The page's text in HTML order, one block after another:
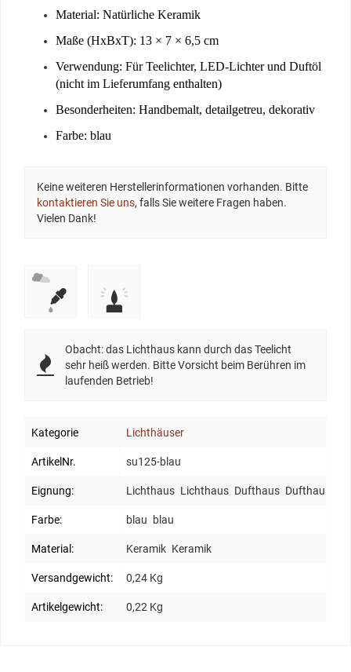
Material: Natürliche Keramik
Maße (HxBxT): 13 × 7 × 6,5 cm
Verwendung: Für Teelichter, LED-Lichter und Duftöl
(nicht im Lieferumfang enthalten)
Besonderheiten: Handbemalt, detailgetreu, dekorativ
Farbe: blau
Keine weiteren Herstellerinformationen vorhanden. Bitte
kontaktieren Sie uns, falls Sie weitere Fragen haben.
Vielen Dank!
Obacht: das Lichthaus kann durch das Teelicht
sehr heiß werden. Bitte Vorsicht beim Berühren im
laufenden Betrieb!
Kategorie Lichthäuser
ArtikelNr. su125-blau
Eignung: Lichthaus Lichthaus Dufthaus Dufthaus
Farbe: blau blau
Material: Keramik Keramik
Versandgewicht: 0,24 Kg
Artikelgewicht: 0,22 Kg